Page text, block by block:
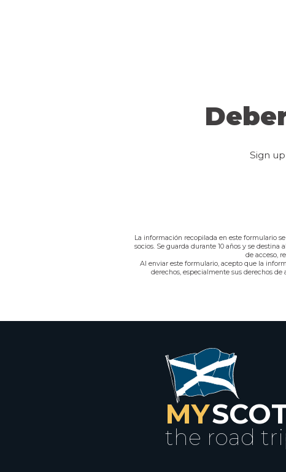
Sign
La información recopilada en este formulario
socios. Se guarda durante 10 años y se
de acceso,
Al enviar este formulario, acepto que la
derechos, especialmente sus derechos
MY
the road